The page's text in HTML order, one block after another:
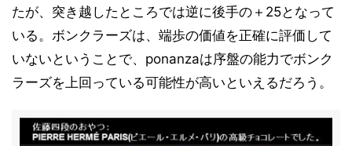
たが、突き越したところでは逆に後手の＋25となって
いる。ボンクラーズは、端歩の価値を正確に評価して
いないということで、ponanzaは序盤の能力でボンク
ラーズを上回っている可能性が高いといえるだろう。